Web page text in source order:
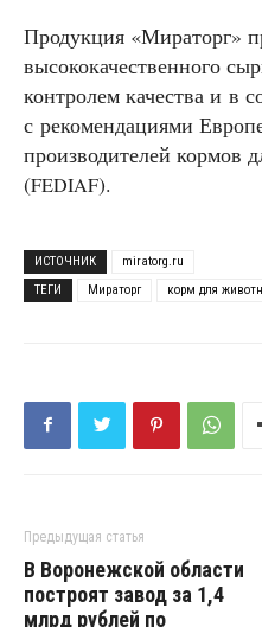
Продукция «Мираторг»
высококачественного
контролем качества и в
с рекомендациями
производителей кормов
(FEDIAF).
ИСТОЧНИК
miratorg.ru
ТЕГИ
Мираторг корм для
Предыдущая статья
В Воронежской области
построят завод за 1,4
млрд рублей по